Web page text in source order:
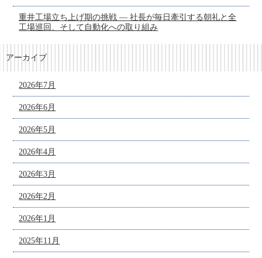
重井工場立ち上げ期の挑戦 ― 社長が毎日牽引する朝礼と全
工場巡回、そして自動化への取り組み
アーカイブ
2026年7月
2026年6月
2026年5月
2026年4月
2026年3月
2026年2月
2026年1月
2025年11月